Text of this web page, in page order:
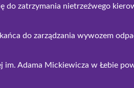
do zatrzymania nietrzeźwego
do zarządzania wywozem
Adama Mickiewicza w Łebie